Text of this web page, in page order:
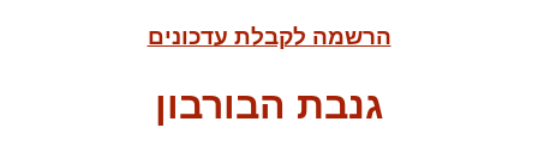
הרשמה לקבלת עדכונים
גנבת הבורבון